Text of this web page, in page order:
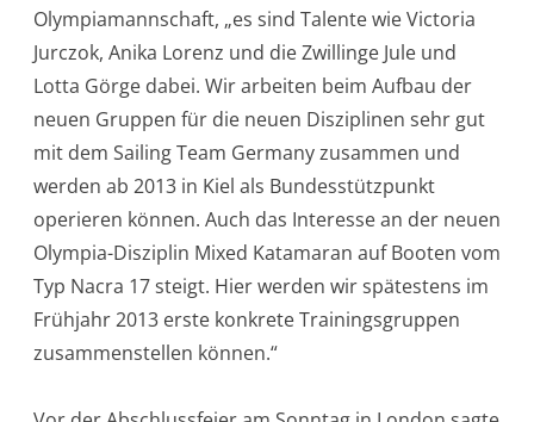
Olympiamannschaft, „es sind Talente wie Victoria
Jurczok, Anika Lorenz und die Zwillinge Jule und
Lotta Görge dabei. Wir arbeiten beim Aufbau der
neuen Gruppen für die neuen Disziplinen sehr gut
mit dem Sailing Team Germany zusammen und
werden ab 2013 in Kiel als Bundesstützpunkt
operieren können. Auch das Interesse an der neuen
Olympia-Disziplin Mixed Katamaran auf Booten vom
Typ Nacra 17 steigt. Hier werden wir spätestens im
Frühjahr 2013 erste konkrete Trainingsgruppen
zusammenstellen können.“